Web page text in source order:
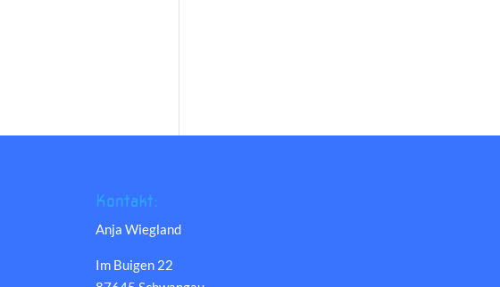
Kontakt:
Anja Wiegland
Im Buigen 22